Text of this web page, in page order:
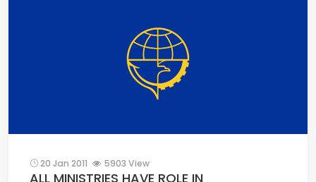
20 Jan 2011 5903 View
ALL MINISTRIES HAVE ROLE IN